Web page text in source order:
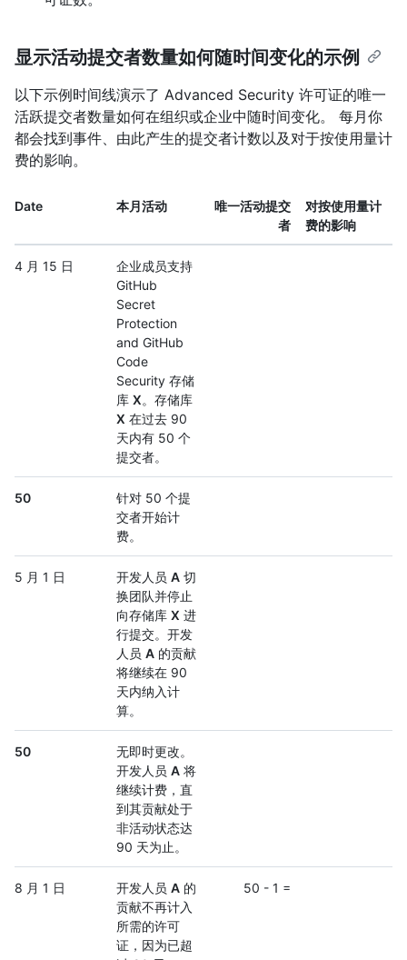
显示活动提交者数量如何随时间变化的示例
以下示例时间线演示了 Advanced Security 许可证的唯一
活跃提交者数量如何在组织或企业中随时间变化。 每月你
都会找到事件、由此产生的提交者计数以及对于按使用量计
费的影响。
Date 本月活动
唯一活动提交
者
对按使用量计
费的影响
4 月 15 日
企业成员支持
GitHub
Secret
Protection
and GitHub
Code
Security 存储
库 X。存储库
X 在过去 90
天内有 50 个
提交者。
50
针对 50 个提
交者开始计
费。
5 月 1 日 开发人员 A 切
换团队并停止
向存储库 X 进
行提交。开发
人员 A 的贡献
将继续在 90
天内纳入计
算。
50
无即时更改。
开发人员 A 将
继续计费，直
到其贡献处于
非活动状态达
90 天为止。
8 月 1 日 开发人员 A 的
贡献不再计入
所需的许可
证，因为已超
50 - 1 =